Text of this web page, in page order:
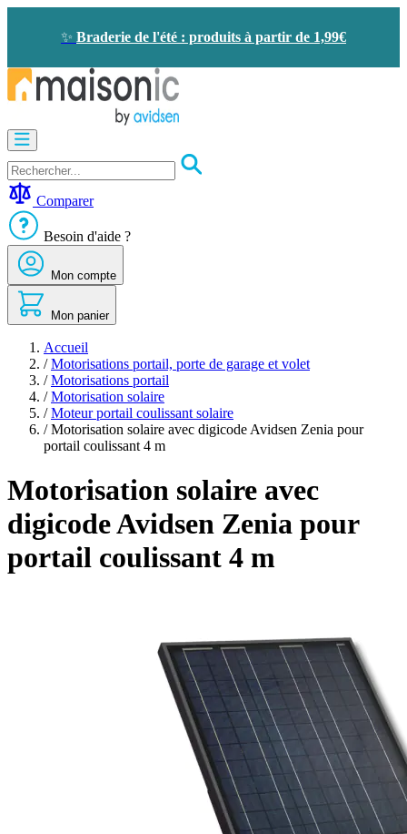
✨ Braderie de l'été : produits à partir de 1,99€
Visiophone
-
Sonnette
-
économie
d'énergie
Sécurité
Confort
de
maison
Seconde
vie
Bons
plans
Comparer
Besoin d'aide ?
Mon compte
Mon panier
Accueil
/ Motorisations portail, porte de garage et volet
/ Motorisations portail
/ Motorisation solaire
/ Moteur portail coulissant solaire
/ Motorisation solaire avec digicode Avidsen Zenia pour
portail coulissant 4 m
Motorisation solaire avec
digicode Avidsen Zenia pour
portail coulissant 4 m